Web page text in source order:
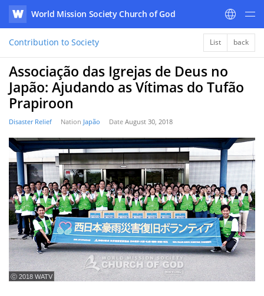
WATV
World Mission Society Church of God
Contribution to Society List back
Associação das Igrejas de Deus no
Japão: Ajudando as Vítimas do Tufão
Prapiroon
Disaster Relief Nation Japão Date August 30, 2018
ⓒ 2018 WATV